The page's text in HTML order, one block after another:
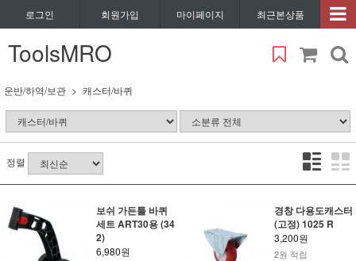
로그인 회원가입 마이페이지 최근본상품
ToolsMRO
운반/하역/보관 캐스터/바퀴
정렬
보쉬 가든툴 바퀴
세트 ART30용 (34
2)
6,980원
경창 다용도캐스터
(고정) 1025 R
3,200원
2원 적립